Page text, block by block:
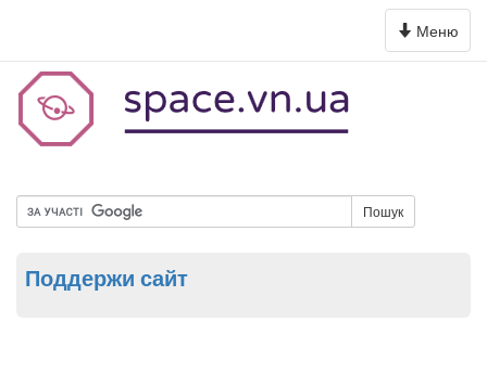
Toggle
navigation
Меню
Пошук
Поддержи сайт